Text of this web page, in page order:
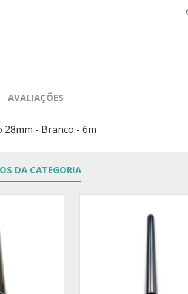
AVALIAÇÕES
28mm - Branco - 6m
DA CATEGORIA